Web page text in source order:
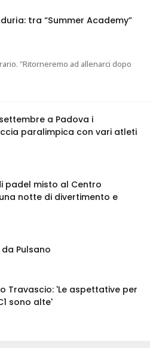
tra “Summer Academy”
"Ritorneremo ad allenarci dopo
settembre a Padova i
paralimpica con vari atleti
padel misto al Centro
notte di divertimento e
Pulsano
Travascio: 'Le aspettative per
sono alte'